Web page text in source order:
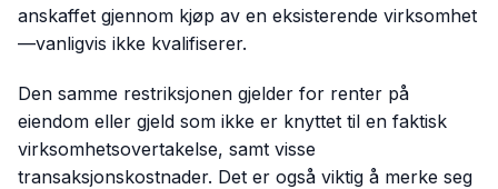
anskaffet gjennom kjøp av en eksisterende virksomhet
—vanligvis ikke kvalifiserer.
Den samme restriksjonen gjelder for renter på
eiendom eller gjeld som ikke er knyttet til en faktisk
virksomhetsovertakelse, samt visse
transaksjonskostnader. Det er også viktig å merke seg